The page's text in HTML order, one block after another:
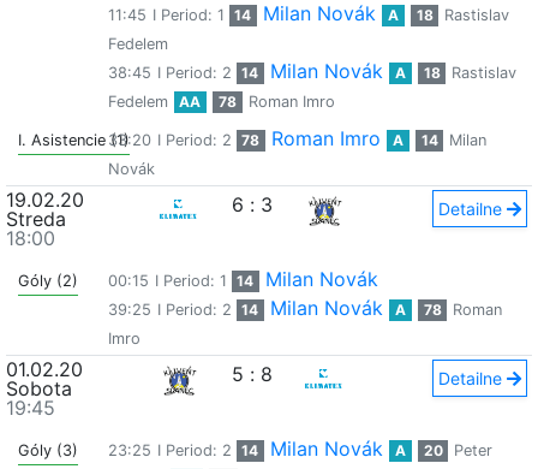
11:45 I Period: 1 14 Milan Novák A 18
Rastislav
Fedelem
38:45 I Period: 2 14 Milan Novák A 18
Rastislav
Fedelem
AA 78 Roman Imro
I. Asistencie (1)33:20 I Period: 2 78 Roman Imro A 14
Milan
Novák
19.02.20
Streda
18:00
6 : 3 Detailne
Góly (2) 00:15 I Period: 1 14 Milan Novák
39:25 I Period: 2 14 Milan Novák A 78
Roman
Imro
01.02.20
Sobota
19:45
5 : 8 Detailne
Góly (3) 23:25 I Period: 2 14 Milan Novák A 20
Peter